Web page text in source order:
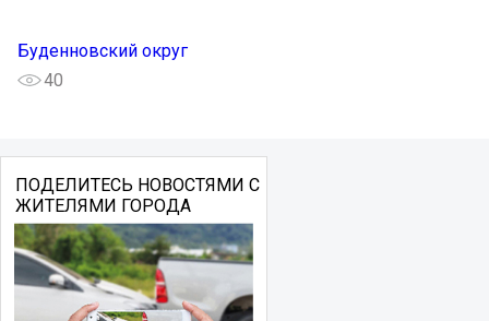
Буденновский округ
40
ПОДЕЛИТЕСЬ НОВОСТЯМИ С
ЖИТЕЛЯМИ ГОРОДА